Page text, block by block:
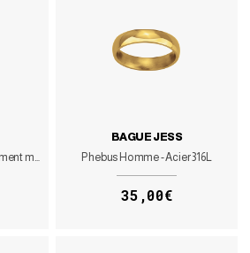
Un bijou inoxydable résolument moderne
BAGUE JESS
Phebus Homme - Acier 316L
35,00€